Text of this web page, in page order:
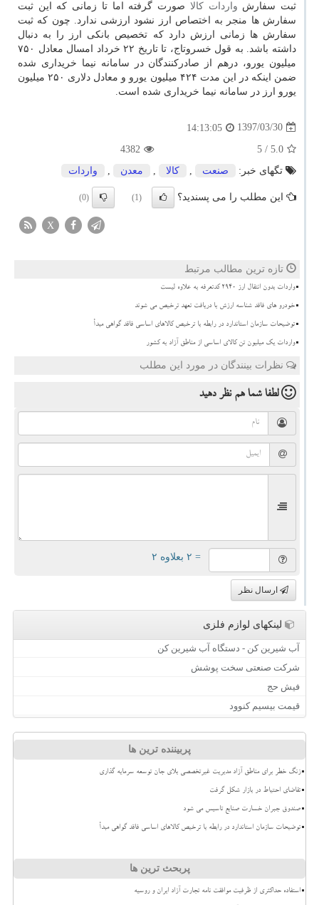
ثبت سفارش واردات كالا صورت گرفته اما تا زمانی كه این ثبت
سفارش ها منجر به اختصاص ارز نشود ارزشی ندارد. چون كه ثبت
سفارش ها زمانی ارزش دارد كه تخصیص بانكی ارز را به دنبال
داشته باشد. به قول خسروتاج، تا تاریخ ۲۲ خرداد امسال معادل ۷۵۰
میلیون یورو، درهم از صادركنندگان در سامانه نیما خریداری شده
ضمن اینكه در این مدت ۴۲۴ میلیون یورو و معادل دلاری ۲۵۰ میلیون
یورو ارز در سامانه نیما خریداری شده است.
1397/03/30
14:13:05
5.0
/ 5
4382
تگهای خبر:
صنعت , كالا , معدن , واردات
این مطلب را می پسندید؟ (1)
(0)
X
تازه ترین مطالب مرتبط
واردات بدون انتقال ارز ۲۹۴۰ کدتعرفه به علاوه لیست
خودرو های فاقد شناسه ارزش با دریافت تعهد ترخیص می شوند
توضیحات سازمان استاندارد در رابطه با ترخیص کالاهای اساسی فاقد گواهی مبدأ
واردات یک میلیون تن کالای اساسی از مناطق آزاد به کشور
نظرات بینندگان در مورد این مطلب
لطفا شما همنظر دهید
= ۲ بعلاوه ۲
ارسال نظر
لینکهای لوازم فلزی
آب شیرین کن - دستگاه آب شیرین کن
شرکت صنعتی سخت پوشش
فیش حج
قیمت بیسیم کنوود
پربیننده ترین ها
زنگ خطر برای مناطق آزاد مدیریت غیرتخصصی بلای جان توسعه سرمایه گذاری
تقاضای احتیاط در بازار شکل گرفت
صندوق جبران خسارت صنایع تاسیس می شود
توضیحات سازمان استاندارد در رابطه با ترخیص کالاهای اساسی فاقد گواهی مبدأ
پربحث ترین ها
استفاده حداکثری از ظرفیت موافقت نامه تجارت آزاد ایران و روسیه